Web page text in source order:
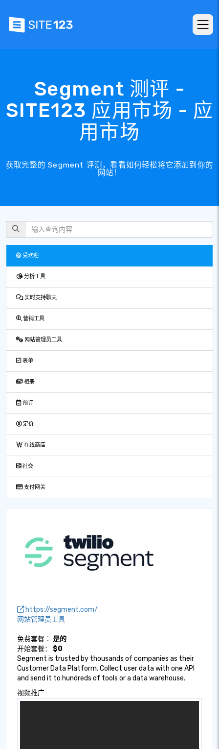
Segment 测评 -
SITE123 应用市场 - 应
用市场
获取完整的 Segment 评测，看看如何轻松将它添加到你的
网站！
受欢迎
分析工具
实时支持聊天
营销工具
网站管理员工具
表单
相册
预订
定价
在线商店
社交
支付网关
https://segment.com/
网站管理员工具
免费套餐︰ 是的
开始套餐： $0
Segment is trusted by thousands of companies as their
Customer Data Platform. Collect user data with one API
and send it to hundreds of tools or a data warehouse.
视频推广